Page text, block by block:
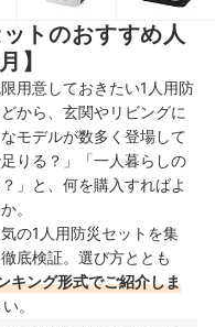
トのおすすめ人
】
用意しておきたい1人用防
から、玄関やリビングに
モデルが数多く登場して
りる？」「一人暮らしの
」と、何を購入すればよ
。
の1人用防災セットを集
底検証。選び方ととも
キング形式でご紹介しま
。